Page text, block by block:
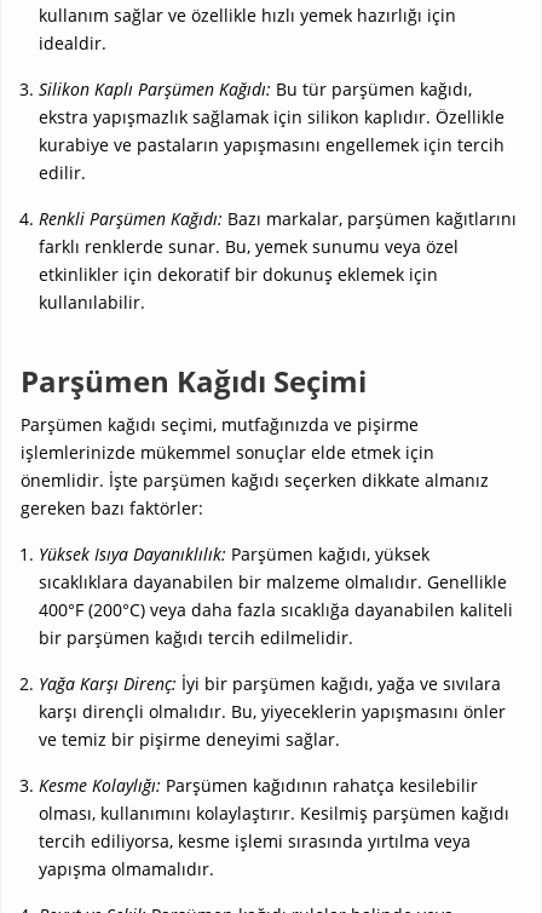
kullanım sağlar ve özellikle hızlı yemek hazırlığı için
idealdir.
Silikon Kaplı Parşümen Kağıdı: Bu tür parşümen kağıdı,
ekstra yapışmazlık sağlamak için silikon kaplıdır. Özellikle
kurabiye ve pastaların yapışmasını engellemek için tercih
edilir.
Renkli Parşümen Kağıdı: Bazı markalar, parşümen kağıtlarını
farklı renklerde sunar. Bu, yemek sunumu veya özel
etkinlikler için dekoratif bir dokunuş eklemek için
kullanılabilir.
Parşümen Kağıdı Seçimi
Parşümen kağıdı seçimi, mutfağınızda ve pişirme
işlemlerinizde mükemmel sonuçlar elde etmek için
önemlidir. İşte parşümen kağıdı seçerken dikkate almanız
gereken bazı faktörler:
Yüksek Isıya Dayanıklılık: Parşümen kağıdı, yüksek
sıcaklıklara dayanabilen bir malzeme olmalıdır. Genellikle
400°F (200°C) veya daha fazla sıcaklığa dayanabilen kaliteli
bir parşümen kağıdı tercih edilmelidir.
Yağa Karşı Direnç: İyi bir parşümen kağıdı, yağa ve sıvılara
karşı dirençli olmalıdır. Bu, yiyeceklerin yapışmasını önler
ve temiz bir pişirme deneyimi sağlar.
Kesme Kolaylığı: Parşümen kağıdının rahatça kesilebilir
olması, kullanımını kolaylaştırır. Kesilmiş parşümen kağıdı
tercih ediliyorsa, kesme işlemi sırasında yırtılma veya
yapışma olmamalıdır.